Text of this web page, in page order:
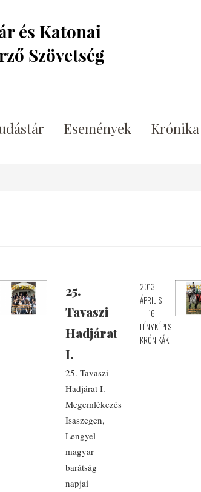
Események Krónika
25.
Tavaszi
Hadjárat
I.
25. Tavaszi
Hadjárat I. -
Megemlékezés
Isaszegen,
Lengyel-
magyar
barátság
napjai
2013.
ÁPRILIS
16.
FÉNYKÉPES
KRÓNIKÁK